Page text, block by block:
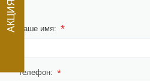
АКЦИЯ Ваше имя: *
Телефон: *